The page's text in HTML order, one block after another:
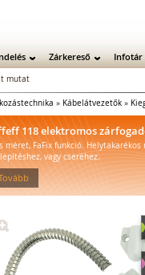
Zárkereső Infotár
mutat
» Kábelátvezetők »
118 elektromos
méret, FaFix funkció. Helytakarékos
vagy cseréhez.